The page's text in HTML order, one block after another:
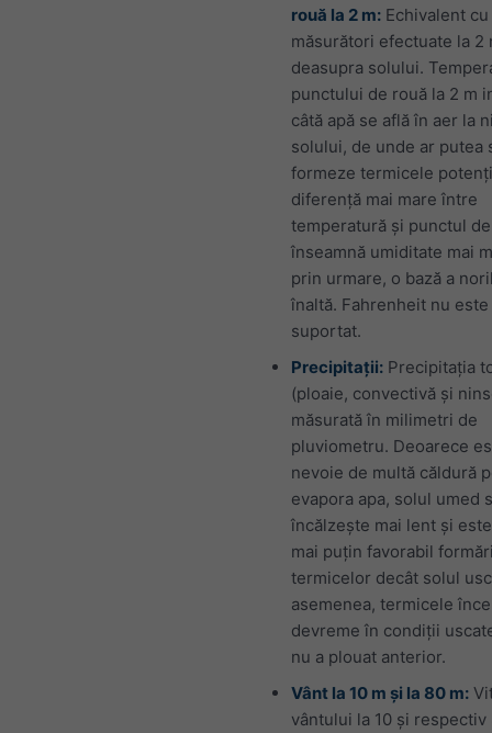
rouă la 2 m: Echivalent cu
măsurători efectuate la 2
deasupra solului.
punctului de rouă la 2 m
câtă apă se află în aer la
solului, de unde ar putea
formeze termicele
diferență mai mare între
temperatură și punctul
înseamnă umiditate mai
prin urmare, o bază a
înaltă. Fahrenheit nu
suportat.
Precipitații: Precipitația
(ploaie, convectivă și
măsurată în milimetri de
pluviometru. Deoarece
nevoie de multă căldură
evapora apa, solul umed
încălzește mai lent și
mai puțin favorabil
termicelor decât solul
asemenea, termicele
devreme în condiții
nu a plouat anterior.
Vânt la 10 m și la 80 m:
vântului la 10 și respectiv